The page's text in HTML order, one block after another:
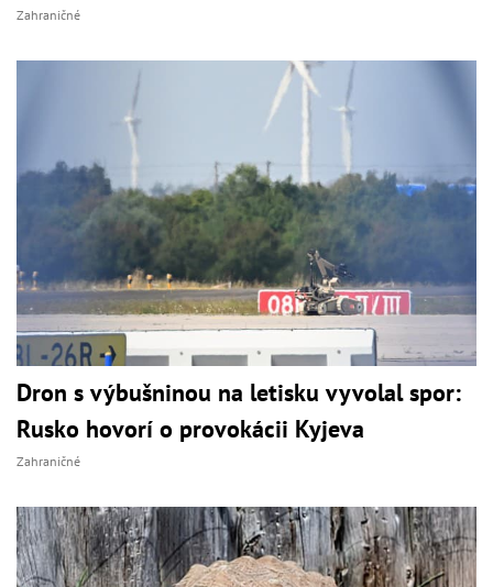
Zahraničné
Dron s výbušninou na letisku vyvolal spor:
Rusko hovorí o provokácii Kyjeva
Zahraničné